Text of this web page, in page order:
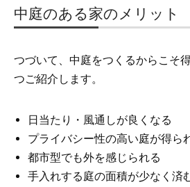
中庭のある家のメリット
つづいて、中庭をつくるからこそ
つご紹介します。
日当たり・風通しが良くなる
プライバシー性の高い庭が得ら
都市型でも外を感じられる
手入れする庭の面積が少なく済